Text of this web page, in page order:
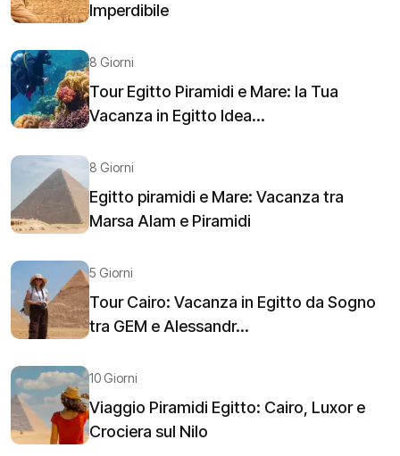
Imperdibile
8 Giorni
Tour Egitto Piramidi e Mare: la Tua
Vacanza in Egitto Idea...
8 Giorni
Egitto piramidi e Mare: Vacanza tra
Marsa Alam e Piramidi
5 Giorni
Tour Cairo: Vacanza in Egitto da Sogno
tra GEM e Alessandr...
10 Giorni
Viaggio Piramidi Egitto: Cairo, Luxor e
Crociera sul Nilo